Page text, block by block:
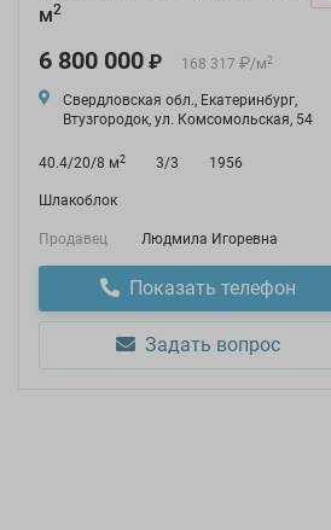
м2
6 800 000 ₽ 168 317 ₽/м2
Свердловская обл., Екатеринбург,
Втузгородок, ул. Комсомольская, 54
40.4/20/8 м2 3/3 1956
Шлакоблок
Продавец Людмила Игоревна
Показать телефон
Задать вопрос